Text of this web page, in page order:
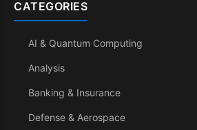
CATEGORIES
AI & Quantum Computing
Analysis
Banking & Insurance
Defense & Aerospace